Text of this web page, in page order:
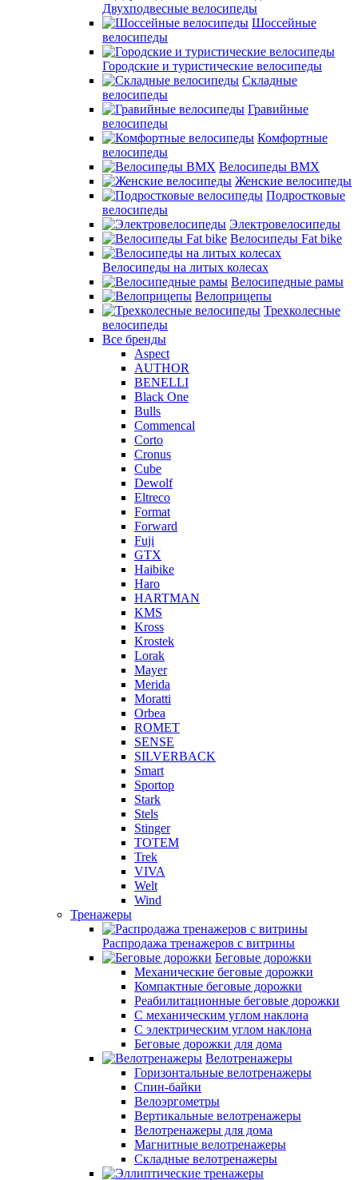
Двухподвесные велосипеды
Шоссейные
велосипеды
Городские и туристические велосипеды
Складные
велосипеды
Гравийные
велосипеды
Комфортные
велосипеды
Велосипеды BMX
Женские велосипеды
Подростковые
велосипеды
Электровелосипеды
Велосипеды Fat bike
Велосипеды на литых колесах
Велосипедные рамы
Велоприцепы
Трехколесные
велосипеды
Все бренды
Aspect
AUTHOR
BENELLI
Black One
Bulls
Commencal
Corto
Cronus
Cube
Dewolf
Eltreco
Format
Forward
Fuji
GTX
Haibike
Haro
HARTMAN
KMS
Kross
Krostek
Lorak
Mayer
Merida
Moratti
Orbea
ROMET
SENSE
SILVERBACK
Smart
Sportop
Stark
Stels
Stinger
TOTEM
Trek
VIVA
Welt
Wind
Тренажеры
Распродажа тренажеров с витрины
Беговые дорожки
Механические беговые дорожки
Компактные беговые дорожки
Реабилитационные беговые дорожки
С механическим углом наклона
С электрическим углом наклона
Беговые дорожки для дома
Велотренажеры
Горизонтальные велотренажеры
Спин-байки
Велоэргометры
Вертикальные велотренажеры
Велотренажеры для дома
Магнитные велотренажеры
Складные велотренажеры